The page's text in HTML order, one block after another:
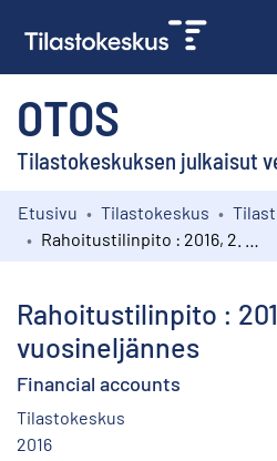
OTOS
Tilastokeskuksen julkaisut
Kokoelmat
Etusivu Tilastokeskus
Rahoitustilinpito :
vuosineljännes
Financial accounts
Tilastokeskus
2016